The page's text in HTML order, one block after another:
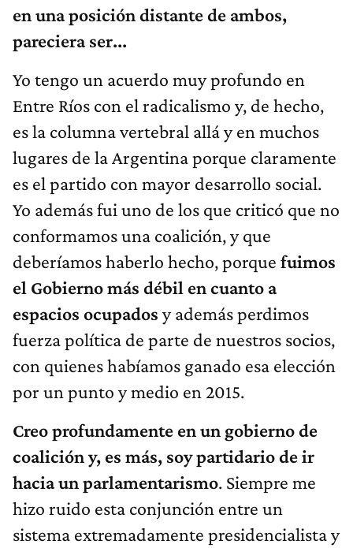
en una posición distante de ambos,
pareciera ser...
Yo tengo un acuerdo muy profundo en
Entre Ríos con el radicalismo y, de hecho,
es la columna vertebral allá y en muchos
lugares de la Argentina porque claramente
es el partido con mayor desarrollo social.
Yo además fui uno de los que criticó que no
conformamos una coalición, y que
deberíamos haberlo hecho, porque fuimos
el Gobierno más débil en cuanto a
espacios ocupados y además perdimos
fuerza política de parte de nuestros socios,
con quienes habíamos ganado esa elección
por un punto y medio en 2015.
Creo profundamente en un gobierno de
coalición y, es más, soy partidario de ir
hacia un parlamentarismo. Siempre me
hizo ruido esta conjunción entre un
sistema extremadamente presidencialista y